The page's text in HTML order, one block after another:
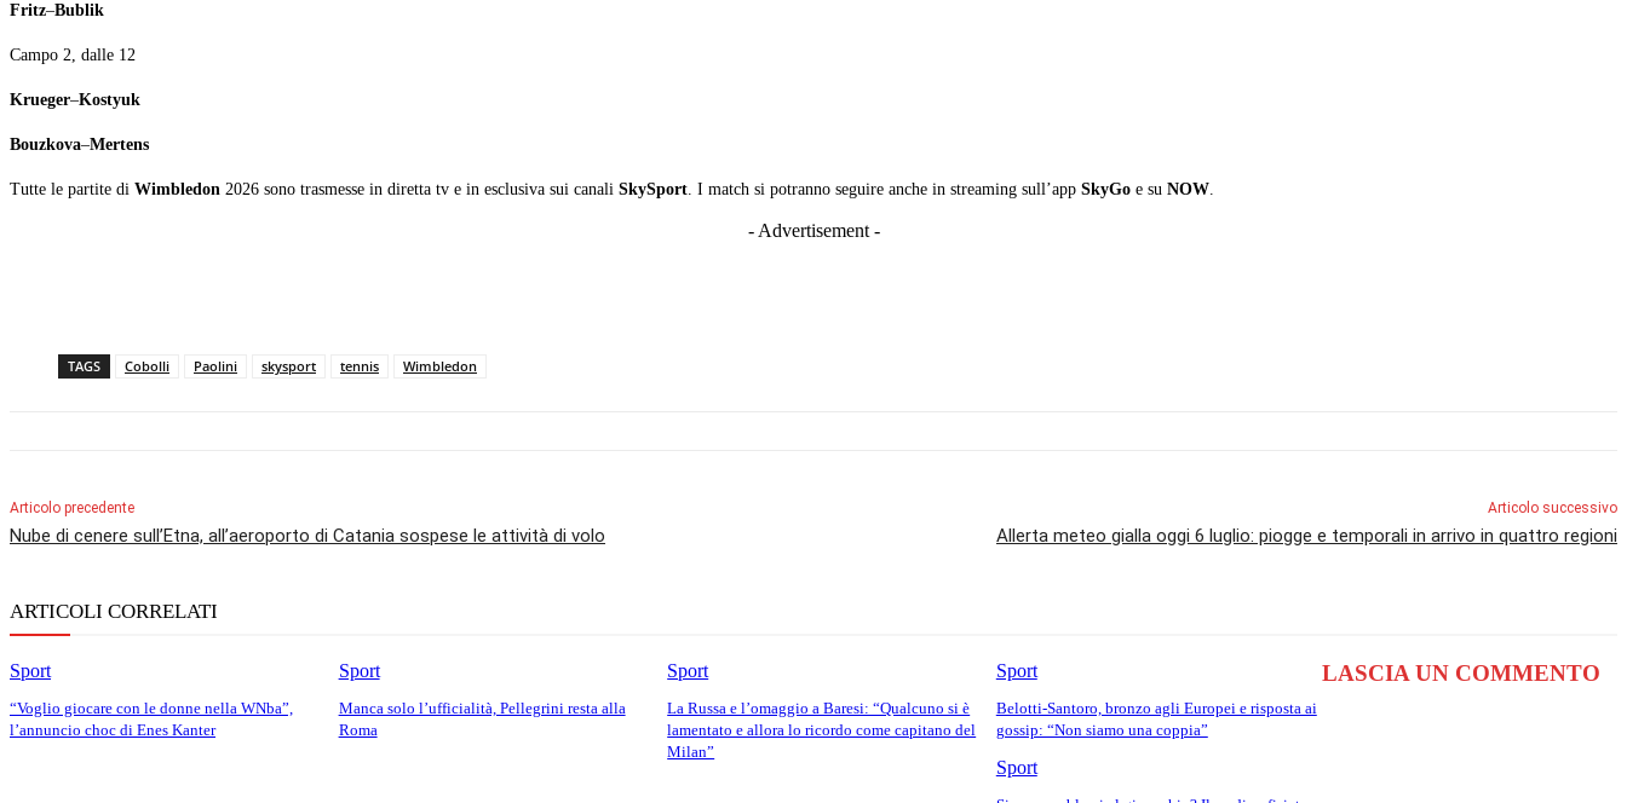
Fritz–Bublik
Campo 2, dalle 12
Krueger–Kostyuk
Bouzkova–Mertens
Tutte le partite di Wimbledon 2026 sono trasmesse in diretta tv e in esclusiva sui canali SkySport. I match si potranno seguire anche in streaming sull’app SkyGo e su NOW.
- Advertisement -
TAGS Cobolli Paolini skysport tennis Wimbledon
Articolo precedente
Nube di cenere sull’Etna, all’aeroporto di Catania sospese le attività di volo
Articolo successivo
Allerta meteo gialla oggi 6 luglio: piogge e temporali in arrivo in quattro regioni
ARTICOLI CORRELATI
Sport
“Voglio giocare con le donne nella WNba”,
l’annuncio choc di Enes Kanter
Sport
Manca solo l’ufficialità, Pellegrini resta alla
Roma
Sport
La Russa e l’omaggio a Baresi: “Qualcuno si è
lamentato e allora lo ricordo come capitano del
Milan”
Sport
Belotti-Santoro, bronzo agli Europei e risposta ai
gossip: “Non siamo una coppia”
Sport
LASCIA UN COMMENTO